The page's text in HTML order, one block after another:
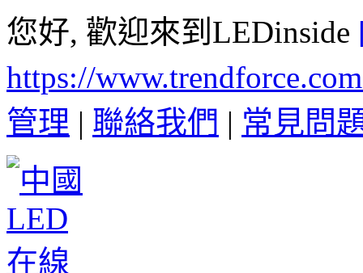
您好, 歡迎來到LEDinside
https://
管理 | 聯絡我們 | 常見問